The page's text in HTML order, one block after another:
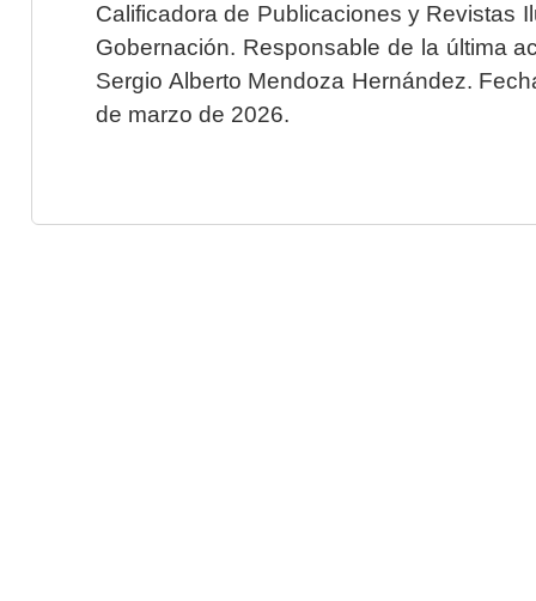
Calificadora de Publicaciones y Revistas
Gobernación. Responsable de la última
Sergio Alberto Mendoza Hernández.
de marzo de 2026.